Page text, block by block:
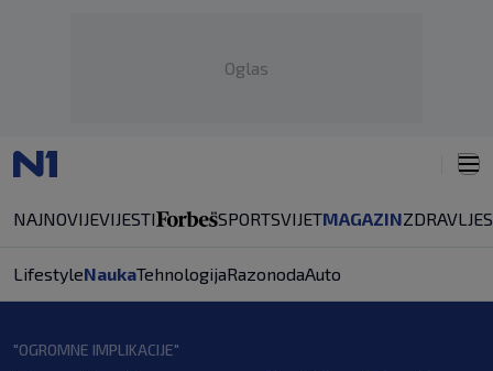
Oglas
NAJNOVIJEVIJESTI SPORTSVIJETMAGAZINZDRAVLJE
LifestyleNaukaTehnologijaRazonodaAuto
"OGROMNE IMPLIKACIJE"